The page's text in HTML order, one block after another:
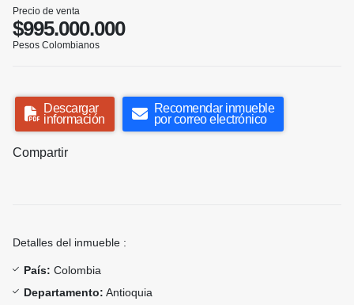
Precio de venta
$995.000.000
Pesos Colombianos
Descargar
información
Recomendar inmueble
por correo electrónico
Compartir
Detalles del inmueble :
País: Colombia
Departamento: Antioquia